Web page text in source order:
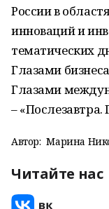
России в
инноваций и
тематических
Глазами
Глазами
– «Послезавтра.
Автор: Марина
Читайте нас